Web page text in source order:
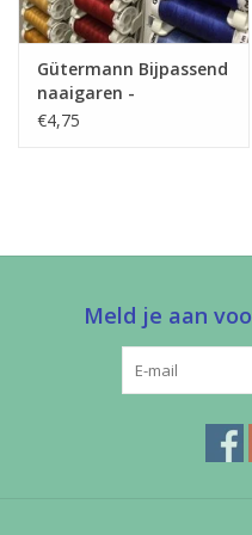
Baby
broeken,…
Label
Gütermann Bijpassend
naaigaren -
Allesnaaigaren 200m
€4,75
Meld je aan